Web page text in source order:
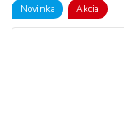
Novinka Akcia